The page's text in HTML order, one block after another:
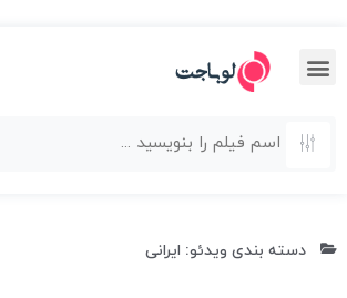
دسته بندی ویدئو: ایرانی